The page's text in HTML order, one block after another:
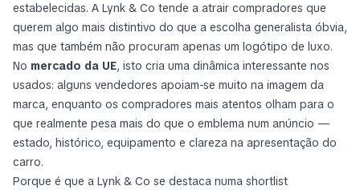
estabelecidas. A Lynk & Co tende a atrair compradores que
querem algo mais distintivo do que a escolha generalista óbvia,
mas que também não procuram apenas um logótipo de luxo.
No mercado da UE, isto cria uma dinâmica interessante nos
usados: alguns vendedores apoiam-se muito na imagem da
marca, enquanto os compradores mais atentos olham para o
que realmente pesa mais do que o emblema num anúncio —
estado, histórico, equipamento e clareza na apresentação do
carro.
Porque é que a Lynk & Co se destaca numa shortlist